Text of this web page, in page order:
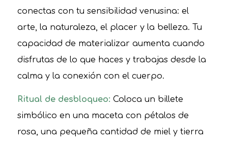
conectas con tu sensibilidad venusina: el
arte, la naturaleza, el placer y la belleza. Tu
capacidad de materializar aumenta cuando
disfrutas de lo que haces y trabajas desde la
calma y la conexión con el cuerpo.
Ritual de desbloqueo: Coloca un billete
simbólico en una maceta con pétalos de
rosa, una pequeña cantidad de miel y tierra